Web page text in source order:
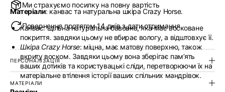
Матеріали: канвас та натуральна шкіра Crazy Horse.
Канвас: щільна натуральна бавовна, яка має восковане
покриття. завдяки цьому не вбирає вологу, а відштовхує її.
Шкіра Crazy Horse: міцна, має матову поверхню, також
вкриту воском. Завдяки цьому вона зберігає памʼять
ваших дотиків та користувацькі сліди, перетворюючи їх на
матеріальне втілення історії ваших спільних мандрівок.
Ми страхуємо посилку на повну вартість
Повернення протягом 14 днів з дати отримання
ПЕРСОНАЛІЗАЦІЯ
МАТЕРІАЛИ